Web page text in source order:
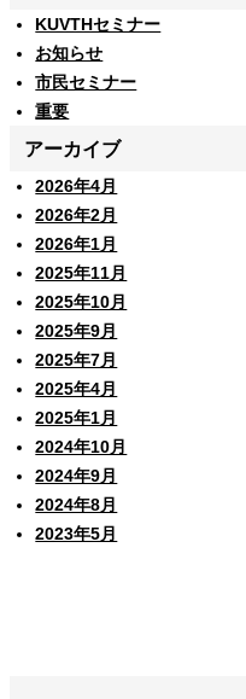
KUVTHセミナー
お知らせ
市民セミナー
重要
アーカイブ
2026年4月
2026年2月
2026年1月
2025年11月
2025年10月
2025年9月
2025年7月
2025年4月
2025年1月
2024年10月
2024年9月
2024年8月
2023年5月